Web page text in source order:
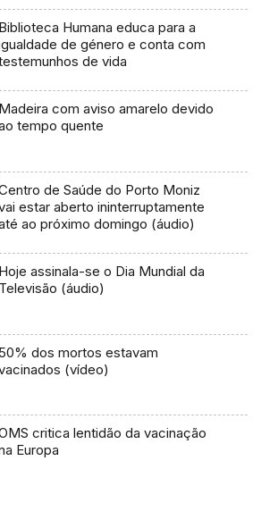
Biblioteca Humana educa para a
de género e conta com
de vida
Madeira com aviso amarelo devido
tempo quente
de Saúde do Porto Moniz
estar aberto ininterruptamente
ao próximo domingo (áudio)
Hoje assinala-se o Dia Mundial da
Televisão (áudio)
50% dos mortos estavam
(vídeo)
critica lentidão da vacinação
Europa